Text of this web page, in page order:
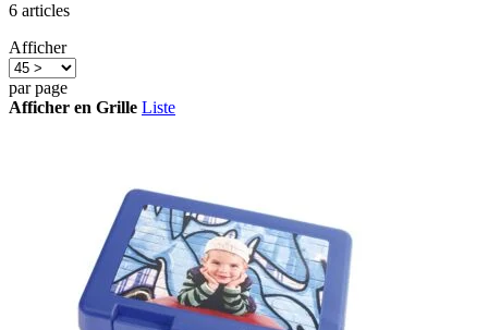
6 articles
Afficher
par page
Afficher en Grille Liste